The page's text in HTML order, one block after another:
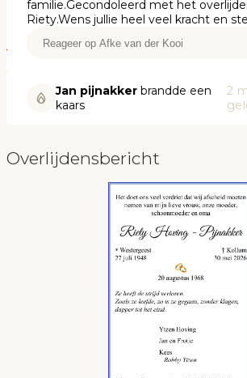
familie.Gecondoleerd met het
Riety.Wens jullie heel veel kracht en
Jan pijnakker brandde een
kaars
2
Overlijdensbericht